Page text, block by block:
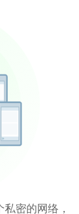
密的网络，